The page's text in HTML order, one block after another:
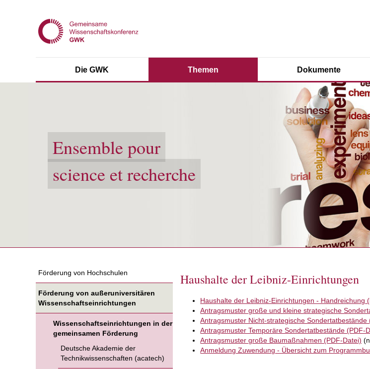
Die GWK Themen Dokumente
Ensemble pour
science et recherche
Förderung von Hochschulen
Förderung von außeruniversitären
Wissenschaftseinrichtungen
Wissenschaftseinrichtungen in der
gemeinsamen Förderung
Deutsche Akademie der
Technikwissenschaften (acatech)
Haushalte der Leibniz-Einrichtungen
Haushalte der Leibniz-Einrichtungen - Handreichung
Antragsmuster große und kleine strategische
Antragsmuster Nicht-strategische Sondertatbestände
Antragsmuster Temporäre Sondertatbestände (PDF-
Antragsmuster große Baumaßnahmen (PDF-Datei)
Anmeldung Zuwendung - Übersicht zum